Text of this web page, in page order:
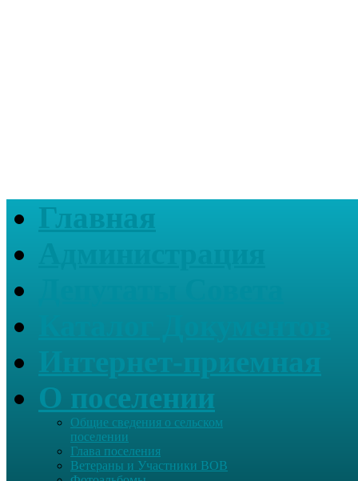
Главная
О поселении
Общие сведения о сельском
поселении
Глава поселения
Ветераны и Участники ВОВ